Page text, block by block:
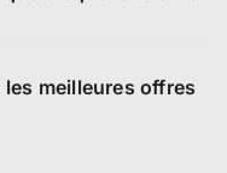
meilleures offres